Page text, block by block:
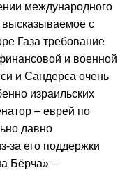
международного
высказываемое с
Газа требование
и военной
и Сандерса очень
израильских
– еврей по
давно
за его поддержки
Бёрча» –